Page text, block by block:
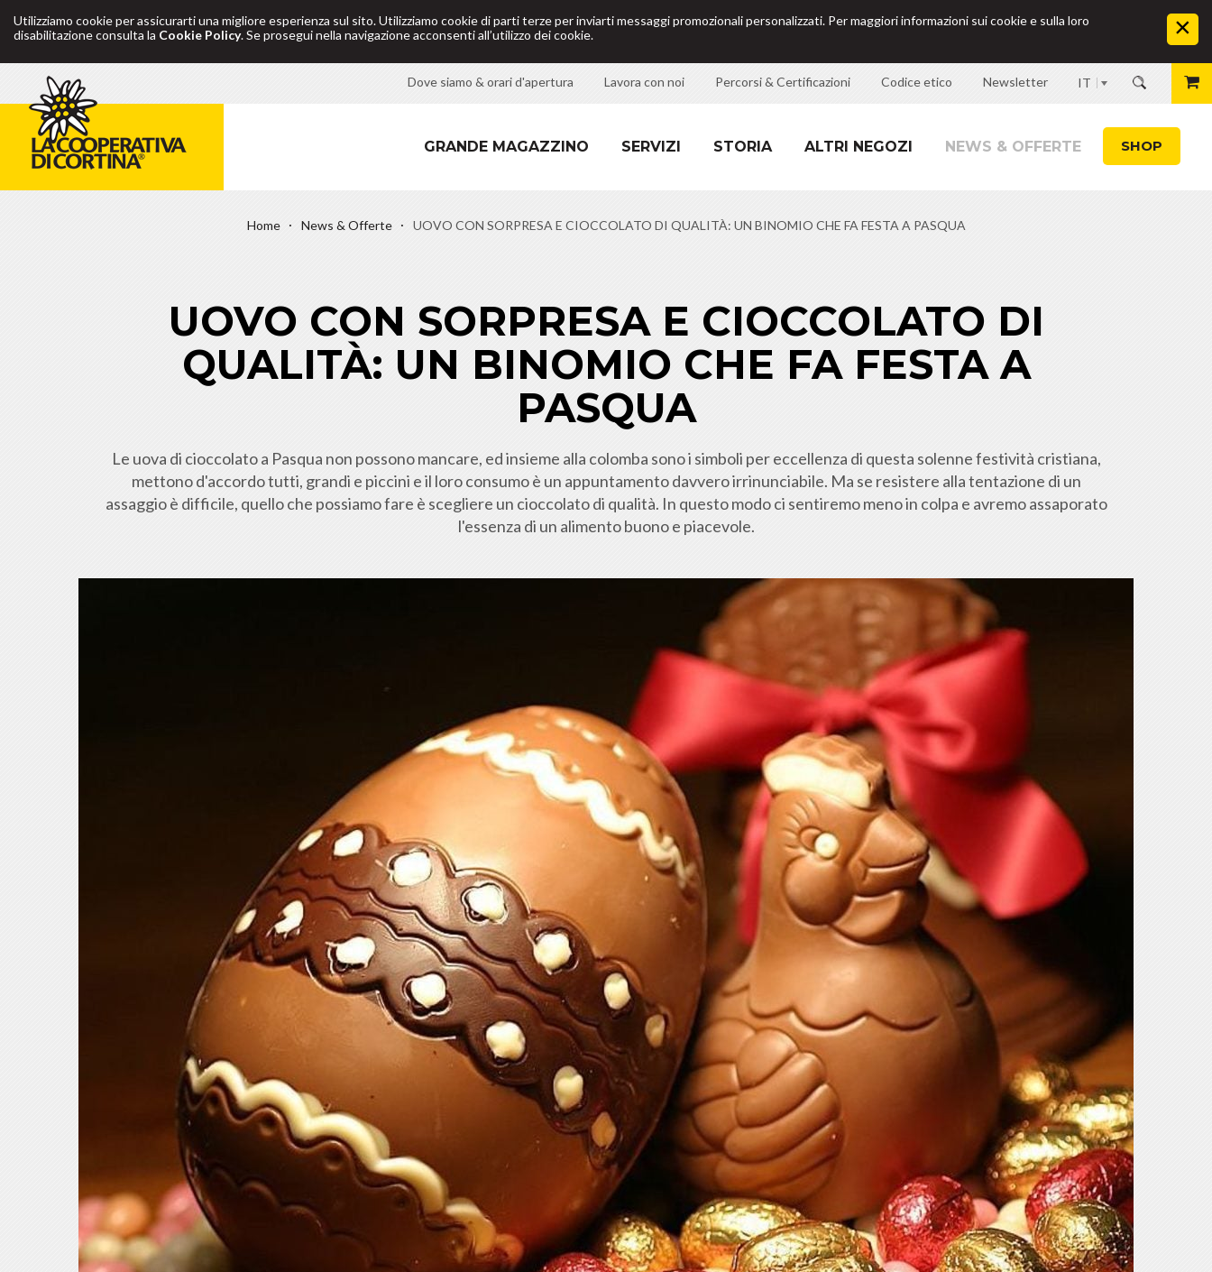
Utilizziamo cookie per assicurarti una migliore esperienza sul sito. Utilizziamo cookie di parti terze per inviarti messaggi promozionali personalizzati. Per maggiori informazioni sui cookie e sulla loro
disabilitazione consulta la Cookie Policy. Se prosegui nella navigazione acconsenti all’utilizzo dei cookie.
IT
Dove siamo & orari d'apertura Lavora con noi Percorsi & Certificazioni Codice etico Newsletter
GRANDE MAGAZZINO SERVIZI STORIA ALTRI NEGOZI NEWS & OFFERTE
Home News & Offerte UOVO CON SORPRESA E CIOCCOLATO DI QUALITÀ: UN BINOMIO CHE FA FESTA A PASQUA
SHOP
UOVO CON SORPRESA E CIOCCOLATO DI
QUALITÀ: UN BINOMIO CHE FA FESTA A
PASQUA
Le uova di cioccolato a Pasqua non possono mancare, ed insieme alla colomba sono i simboli per eccellenza di questa solenne festività cristiana,
mettono d'accordo tutti, grandi e piccini e il loro consumo è un appuntamento davvero irrinunciabile. Ma se resistere alla tentazione di un
assaggio è difficile, quello che possiamo fare è scegliere un cioccolato di qualità. In questo modo ci sentiremo meno in colpa e avremo assaporato
l'essenza di un alimento buono e piacevole.